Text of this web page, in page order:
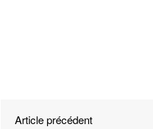
Article précédent